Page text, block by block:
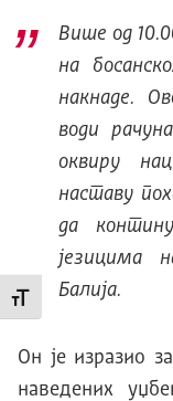
Промени величину
Више од
на
накнаде.
води
оквиру
наставу
да
језицима
Балија.
Он је изразио
наведених